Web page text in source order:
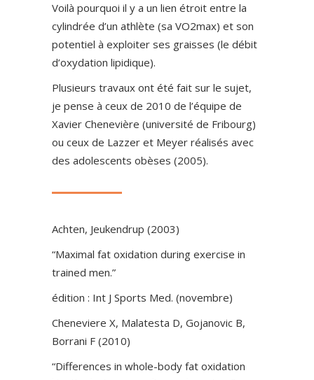
Voilà pourquoi il y a un lien étroit entre la
cylindrée d’un athlète (sa VO2max) et son
potentiel à exploiter ses graisses (le débit
d’oxydation lipidique).
Plusieurs travaux ont été fait sur le sujet,
je pense à ceux de 2010 de l’équipe de
Xavier Chenevière (université de Fribourg)
ou ceux de Lazzer et Meyer réalisés avec
des adolescents obèses (2005).
Achten, Jeukendrup (2003)
“Maximal fat oxidation during exercise in
trained men.”
édition : Int J Sports Med. (novembre)
Cheneviere X, Malatesta D, Gojanovic B,
Borrani F (2010)
“Differences in whole-body fat oxidation